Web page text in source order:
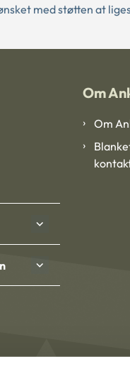
med støtten at
Om
Om